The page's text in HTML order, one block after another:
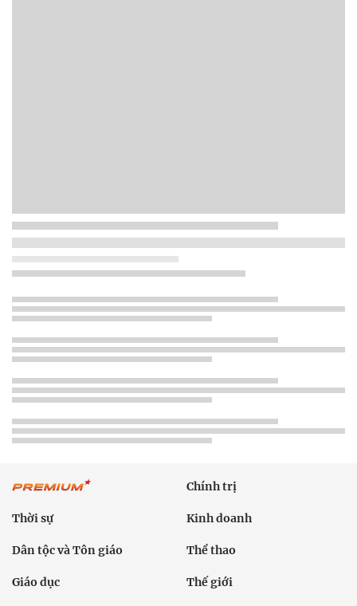
Chính trị
Thời sự Kinh doanh
Dân tộc và Tôn giáo Thể thao
Giáo dục Thế giới